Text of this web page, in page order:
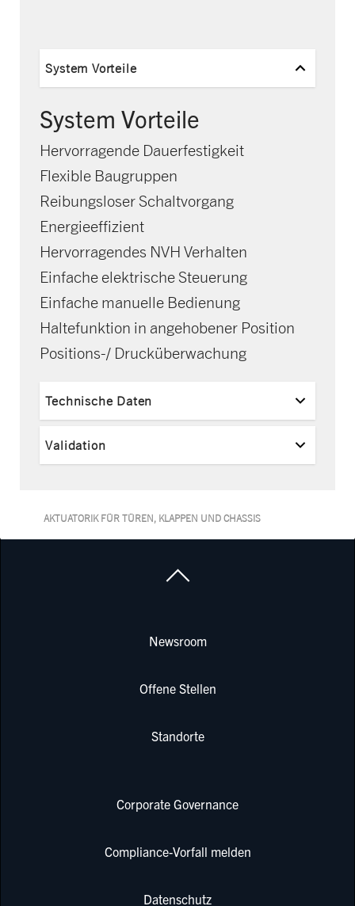
System Vorteile
System Vorteile
Hervorragende Dauerfestigkeit
Flexible Baugruppen
Reibungsloser Schaltvorgang
Energieeffizient
Hervorragendes NVH Verhalten
Einfache elektrische Steuerung
Einfache manuelle Bedienung
Haltefunktion in angehobener Position
Positions-/ Drucküberwachung
Technische Daten
Validation
AKTUATORIK FÜR TÜREN, KLAPPEN UND CHASSIS
Newsroom
Offene Stellen
Standorte
Corporate Governance
Compliance-Vorfall melden
Datenschutz